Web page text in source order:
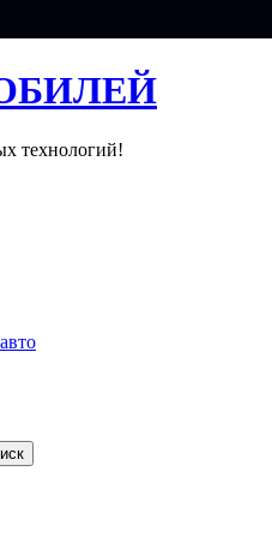
технологий!